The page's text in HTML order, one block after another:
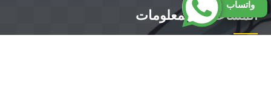
المساعدة والمعلومات
واتساب